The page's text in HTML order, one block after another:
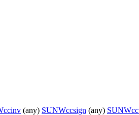
(any) SUNWccsign (any)